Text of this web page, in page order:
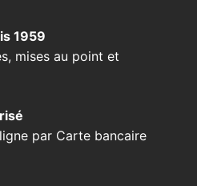
1959
mises au point et
par Carte bancaire